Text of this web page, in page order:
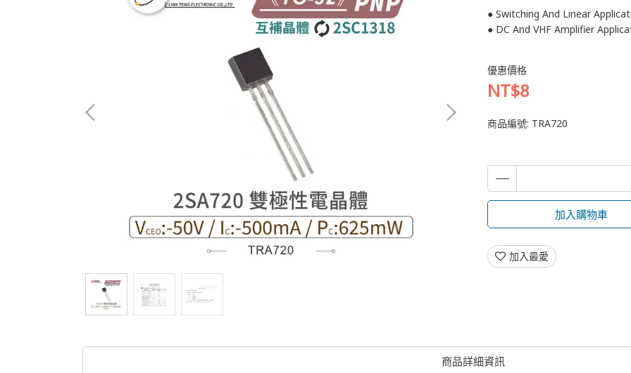
● Switching And Linear
● DC And VHF Amplifier
優惠價格
NT$8
商品編號: TRA720
加入購物車
加入最愛
商品詳細資訊